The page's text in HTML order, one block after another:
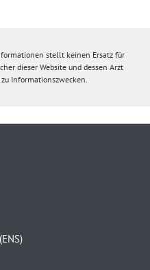
stellt keinen Ersatz für
dieser Website und dessen Arzt
Informationszwecken.